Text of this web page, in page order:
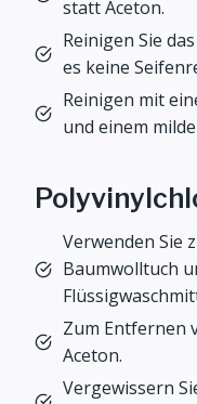
statt Aceton.
Reinigen Sie
es keine
Reinigen mit
und einem
Verwenden Sie
Baumwolltuch
Zum Entfernen
Aceton.
Vergewissern